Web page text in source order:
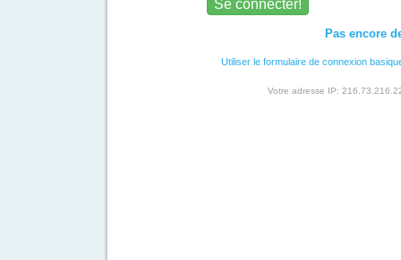
Pas encore
Utiliser le formulaire de connexion
Votre adresse IP: